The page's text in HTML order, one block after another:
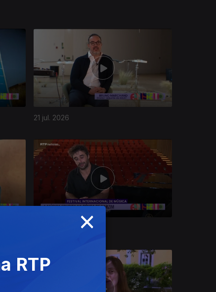
21 jul. 2026
×
RTP